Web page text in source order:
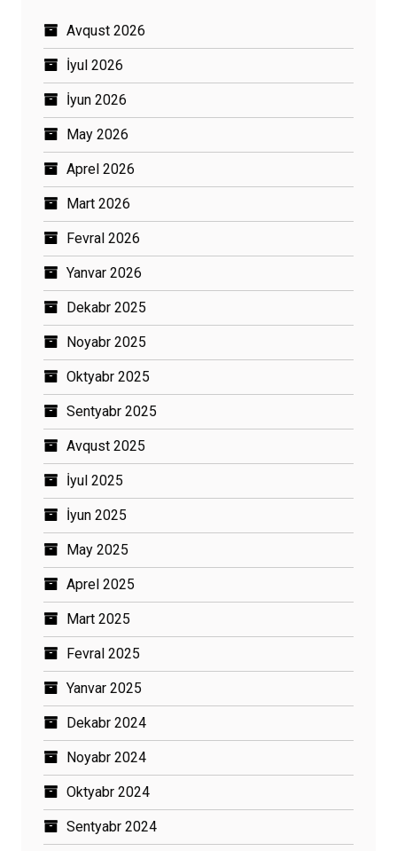
Avqust 2026
İyul 2026
İyun 2026
May 2026
Aprel 2026
Mart 2026
Fevral 2026
Yanvar 2026
Dekabr 2025
Noyabr 2025
Oktyabr 2025
Sentyabr 2025
Avqust 2025
İyul 2025
İyun 2025
May 2025
Aprel 2025
Mart 2025
Fevral 2025
Yanvar 2025
Dekabr 2024
Noyabr 2024
Oktyabr 2024
Sentyabr 2024